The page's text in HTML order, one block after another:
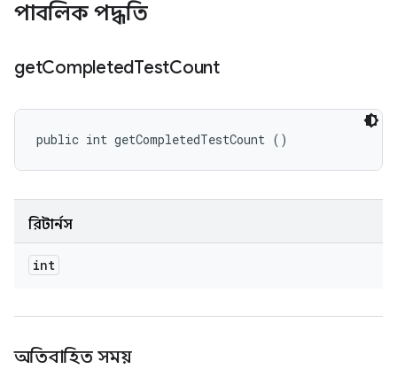
পাবলিক পদ্ধতি
getCompletedTestCount
public int getCompletedTestCount ()
রিটার্নস
int
অতিবাহিত সময়